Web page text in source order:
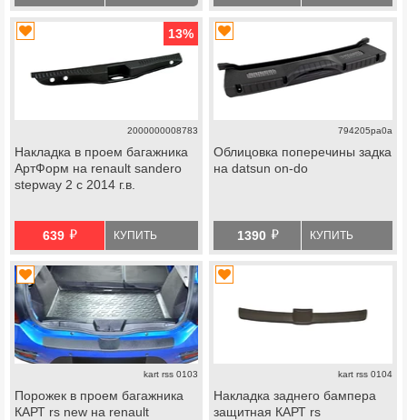
13%
2000000008783
Накладка в проем багажника
АртФорм на renault sandero
stepway 2 с 2014 г.в.
639 й КУПИТЬ
794205pa0a
Облицовка поперечины задка
на datsun on-do
1390 й КУПИТЬ
kart rss 0103
Порожек в проем багажника
КАРТ rs new на renault
kart rss 0104
Накладка заднего бампера
защитная КАРТ rs